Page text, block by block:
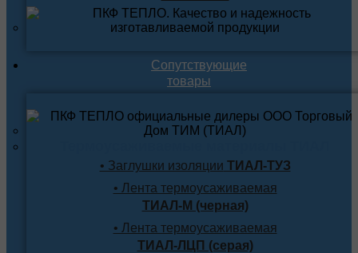
Сопутствующие
товары
• Заглушки изоляции ТИАЛ-ТУЗ
• Лента термоусаживаемая
ТИАЛ-М (черная)
• Лента термоусаживаемая
ТИАЛ-ЛЦП (серая)